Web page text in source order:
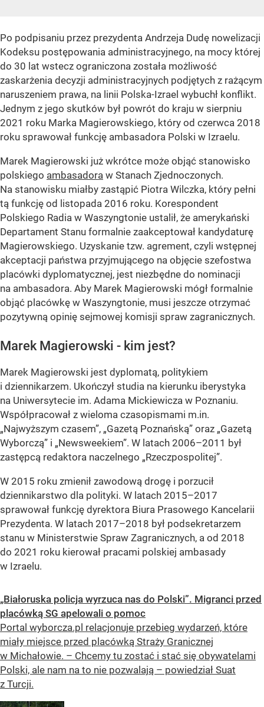
Po podpisaniu przez prezydenta Andrzeja Dudę nowelizacji
Kodeksu postępowania administracyjnego, na mocy której
do 30 lat wstecz ograniczona została możliwość
zaskarżenia decyzji administracyjnych podjętych z rażącym
naruszeniem prawa, na linii Polska-Izrael wybuchł konflikt.
Jednym z jego skutków był powrót do kraju w sierpniu
2021 roku Marka Magierowskiego, który od czerwca 2018
roku sprawował funkcję ambasadora Polski w Izraelu.
Marek Magierowski już wkrótce może objąć stanowisko
polskiego ambasadora w Stanach Zjednoczonych.
Na stanowisku miałby zastąpić Piotra Wilczka, który pełni
tą funkcję od listopada 2016 roku. Korespondent
Polskiego Radia w Waszyngtonie ustalił, że amerykański
Departament Stanu formalnie zaakceptował kandydaturę
Magierowskiego. Uzyskanie tzw. agrement, czyli wstępnej
akceptacji państwa przyjmującego na objęcie szefostwa
placówki dyplomatycznej, jest niezbędne do nominacji
na ambasadora. Aby Marek Magierowski mógł formalnie
objąć placówkę w Waszyngtonie, musi jeszcze otrzymać
pozytywną opinię sejmowej komisji spraw zagranicznych.
Marek Magierowski - kim jest?
Marek Magierowski jest dyplomatą, politykiem
i dziennikarzem. Ukończył studia na kierunku iberystyka
na Uniwersytecie im. Adama Mickiewicza w Poznaniu.
Współpracował z wieloma czasopismami m.in.
„Najwyższym czasem”, „Gazetą Poznańską” oraz „Gazetą
Wyborczą” i „Newsweekiem”. W latach 2006–2011 był
zastępcą redaktora naczelnego „Rzeczpospolitej”.
W 2015 roku zmienił zawodową drogę i porzucił
dziennikarstwo dla polityki. W latach 2015–2017
sprawował funkcję dyrektora Biura Prasowego Kancelarii
Prezydenta. W latach 2017–2018 był podsekretarzem
stanu w Ministerstwie Spraw Zagranicznych, a od 2018
do 2021 roku kierował pracami polskiej ambasady
w Izraelu.
„Białoruska policja wyrzuca nas do Polski”. Migranci przed
placówką SG apelowali o pomoc
Portal wyborcza.pl relacjonuje przebieg wydarzeń, które
miały miejsce przed placówką Straży Granicznej
w Michałowie. – Chcemy tu zostać i stać się obywatelami
Polski, ale nam na to nie pozwalają – powiedział Suat
z Turcji.